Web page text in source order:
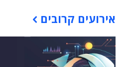
אירועים קרובים